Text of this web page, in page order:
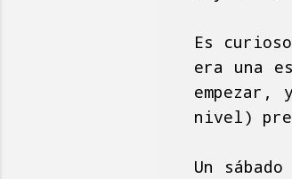
Es
era una
nivel)
Un